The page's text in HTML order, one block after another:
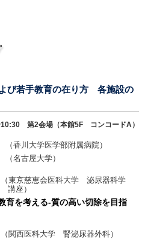
び若手教育の在り方 各施設の
第2会場（本館5F コンコードA）
（香川大学医学部附属病院）
（名古屋大学）
（東京慈恵会医科大学 泌尿器科学
講座）
育を考える-質の高い切除を目指
（関西医科大学 腎泌尿器外科）